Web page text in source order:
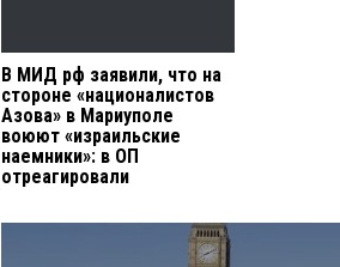
В МИД рф заявили, что на
стороне «националистов
Азова» в Мариуполе
воюют «израильские
наемники»: в ОП
отреагировали
Навигация